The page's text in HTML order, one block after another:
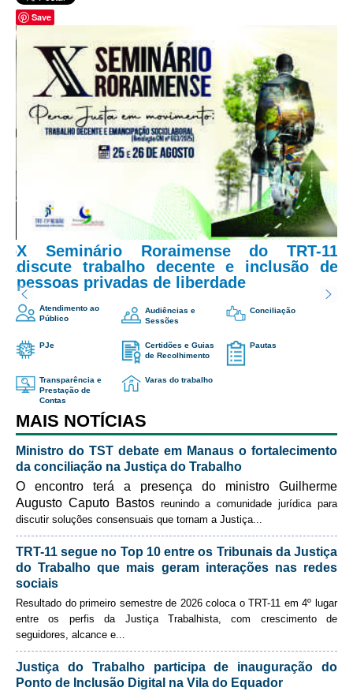
Save
X Seminário Roraimense do TRT-11
discute trabalho decente e inclusão de
pessoas privadas de liberdade
Atendimento ao
Público
Audiências e
Sessões
Conciliação
PJe
Certidões e Guias
de Recolhimento
Pautas
Transparência e
Prestação de
Contas
Varas do trabalho
MAIS NOTÍCIAS
Ministro do TST debate em Manaus o fortalecimento
da conciliação na Justiça do Trabalho
O encontro terá a presença do ministro Guilherme
Augusto Caputo Bastosreunindo a comunidade jurídica para
discutir soluções consensuais que tornam a Justiça...
TRT-11 segue no Top 10 entre os Tribunais da Justiça
do Trabalho que mais geram interações nas redes
sociais
Resultado do primeiro semestre de 2026 coloca o TRT-11 em 4º lugar
entre os perfis da Justiça Trabalhista, com crescimento de
seguidores, alcance e...
Justiça do Trabalho participa de inauguração do
Ponto de Inclusão Digital na Vila do Equador